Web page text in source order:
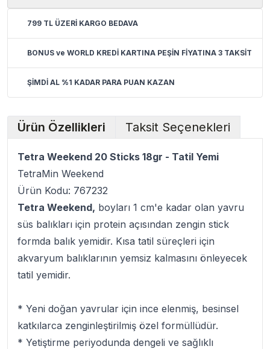
799 TL ÜZERİ KARGO BEDAVA
BONUS ve WORLD KREDİ KARTINA PEŞİN FİYATINA 3 TAKSİT
ŞİMDİ AL %1 KADAR PARA PUAN KAZAN
Ürün Özellikleri Taksit Seçenekleri
Tetra Weekend 20 Sticks 18gr - Tatil Yemi
TetraMin Weekend
Ürün Kodu: 767232
Tetra Weekend, boyları 1 cm'e kadar olan yavru
süs balıkları için protein açısından zengin stick
formda balık yemidir. Kısa tatil süreçleri için
akvaryum balıklarının yemsiz kalmasını önleyecek
tatil yemidir.
* Yeni doğan yavrular için ince elenmiş, besinsel
katkılarca zenginleştirilmiş özel formüllüdür.
* Yetiştirme periyodunda dengeli ve sağlıklı